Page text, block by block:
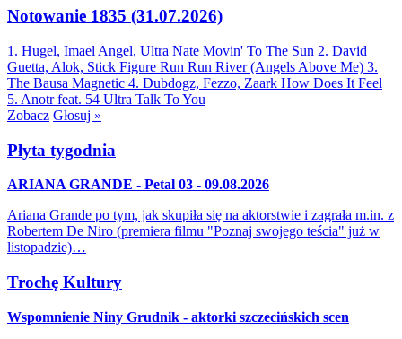
Notowanie 1835 (31.07.2026)
1. Hugel, Imael Angel, Ultra Nate Movin' To The Sun 2. David
Guetta, Alok, Stick Figure Run Run River (Angels Above Me) 3.
The Bausa Magnetic 4. Dubdogz, Fezzo, Zaark How Does It Feel
5. Anotr feat. 54 Ultra Talk To You
Zobacz Głosuj »
Płyta tygodnia
ARIANA GRANDE - Petal 03 - 09.08.2026
Ariana Grande po tym, jak skupiła się na aktorstwie i zagrała m.in. z
Robertem De Niro (premiera filmu "Poznaj swojego teścia" już w
listopadzie)…
Trochę Kultury
Wspomnienie Niny Grudnik - aktorki szczecińskich scen